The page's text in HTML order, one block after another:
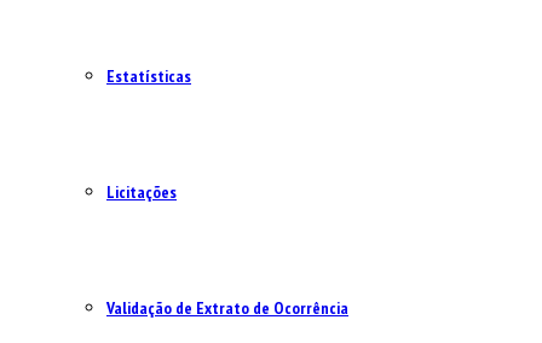
Estatísticas
Licitações
Validação de Extrato de Ocorrência